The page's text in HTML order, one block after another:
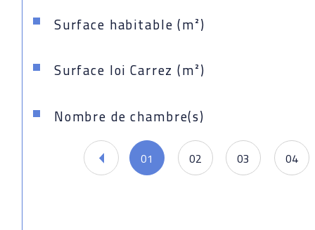
Surface habitable (m²)
Surface loi Carrez (m²)
Nombre de chambre(s)
01 02 03 04